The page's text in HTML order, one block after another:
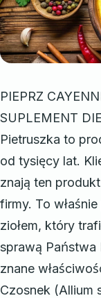
PIEPRZ
SUPLEMENT
Pietruszka to
od tysięcy lat.
znają ten
firmy. To
ziołem, który
sprawą Państwa
znane
Czosnek (Allium